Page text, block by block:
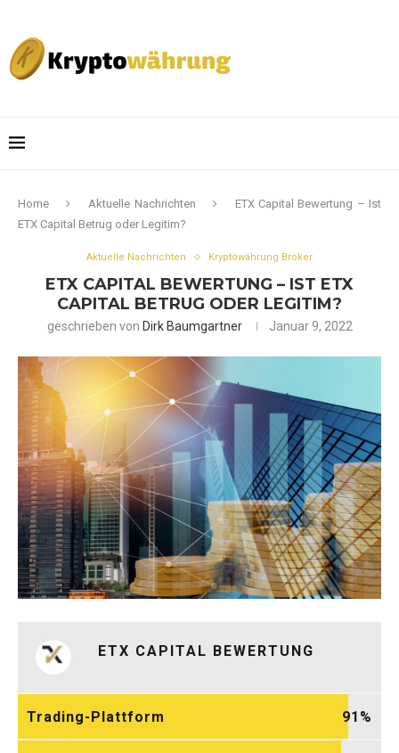
Home Aktuelle Nachrichten
ETX Capital Bewertung – Ist
ETX Capital Betrug oder Legitim?
Aktuelle Nachrichten Kryptowährung Broker
ETX CAPITAL BEWERTUNG – IST ETX
CAPITAL BETRUG ODER LEGITIM?
geschrieben von Dirk Baumgartner Januar 9, 2022
ETX CAPITAL BEWERTUNG
Trading-Plattform 91